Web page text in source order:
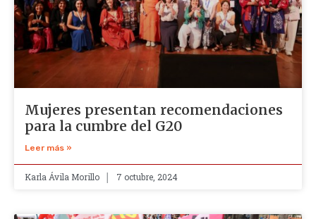
Mujeres presentan recomendaciones
para la cumbre del G20
Leer más »
Karla Ávila Morillo 7 octubre, 2024